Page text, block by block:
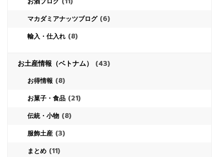
マカダミアナッツブログ(6)
輸入・仕入れ (8)
お土産情報（ベトナム） (43)
お得情報 (8)
お菓子・食品 (21)
伝統・小物 (8)
服飾土産 (3)
まとめ (11)